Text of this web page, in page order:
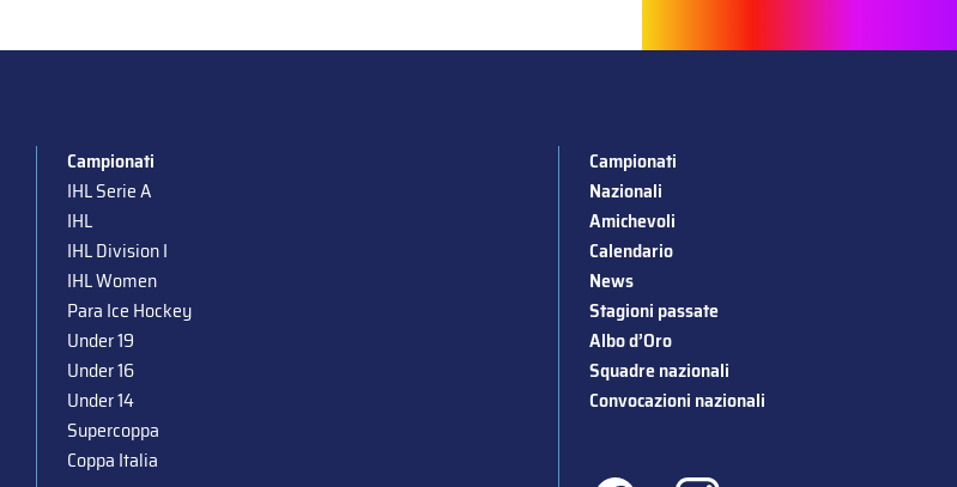
Campionati
IHL Serie A
IHL
IHL Division I
IHL Women
Para Ice Hockey
Under 19
Under 16
Under 14
Supercoppa
Coppa Italia
Campionati
Nazionali
Amichevoli
Calendario
News
Stagioni passate
Albo d’Oro
Squadre nazionali
Convocazioni nazionali